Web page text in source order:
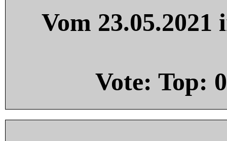
Vom
Vote: Top: 0